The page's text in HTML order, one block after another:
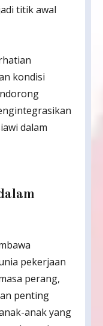
titik awal
kondisi
dalam
pekerjaan
perang,
penting
anak yang